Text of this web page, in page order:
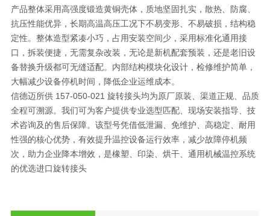
产品整体采用高强度锻造黄铜壳体，质地坚固扎实，散热、防腐、
抗压性能优异，长期高温高压工况下不易变形、不易破损，结构稳
定性。整体造型紧凑小巧，占用安装空间少，采用标准化通用接
口，拆装便捷，无需复杂改装，无论是新机配套预装，还是老旧设
备替换升级都可无缝适配。内部结构模块化设计，检修维护简单，
大幅减少设备停机时间，降低企业运维成本。
信德迈所供 157-050-021 旋转接头均为原厂原装、渠道正规、品质
全程可溯源。我们可为客户提供专业选型匹配、现场安装指导、技
术咨询及的售后保障。该型号凭借低泄漏、免维护、高稳定、耐用
性强的核心优势，有效提升温控设备运行效率，减少故障停机频
次，助力企业降本增效，是橡塑、印染、烘干、通用机械温控系统
的优选进口旋转接头